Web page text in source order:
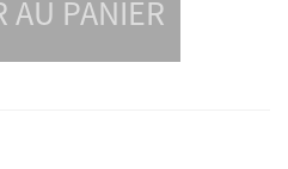
AU PANIER